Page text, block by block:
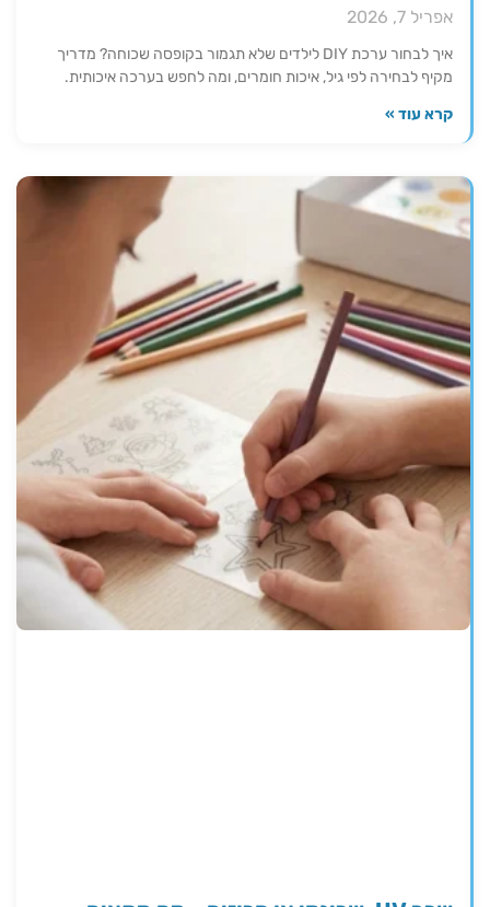
אפריל 7, 2026
איך לבחור ערכת DIY לילדים שלא תגמור בקופסה שכוחה? מדריך
מקיף לבחירה לפי גיל, איכות חומרים, ומה לחפש בערכה איכותית.
קרא עוד »